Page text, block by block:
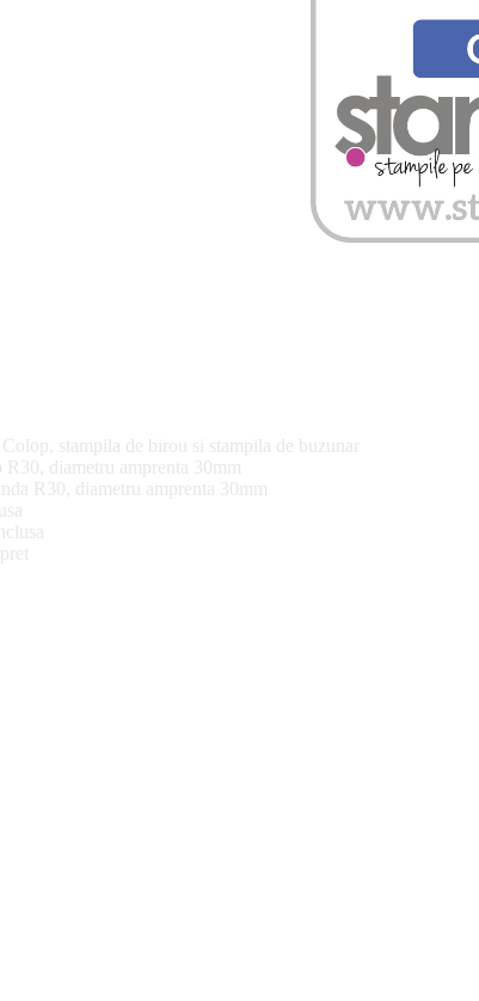
stampila de birou si stampila de buzunar
diametru amprenta 30mm
R30, diametru amprenta 30mm